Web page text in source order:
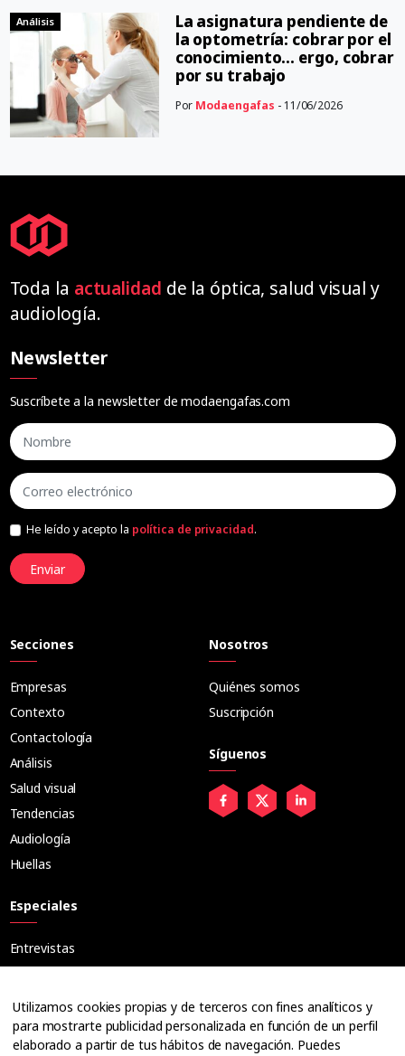
Análisis
La asignatura pendiente de
la optometría: cobrar por el
conocimiento… ergo, cobrar
por su trabajo
Por Modaengafas - 11/06/2026
Toda la actualidad de la óptica, salud visual y
audiología.
Newsletter
Suscríbete a la newsletter de modaengafas.com
He leído y acepto la política de privacidad.
Enviar
Secciones
Empresas
Contexto
Contactología
Análisis
Salud visual
Tendencias
Audiología
Huellas
Especiales
Entrevistas
Ópticos
Cuadernos
Guías
Nosotros
Quiénes somos
Suscripción
Síguenos
Utilizamos cookies propias y de terceros con fines analíticos y
para mostrarte publicidad personalizada en función de un perfil
elaborado a partir de tus hábitos de navegación. Puedes